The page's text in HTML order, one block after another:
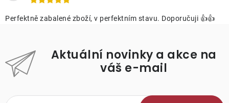
Perfektně zabalené zboží, v perfektním stavu. Doporučuji 👍👍
Aktuální novinky a akce na
váš e-mail